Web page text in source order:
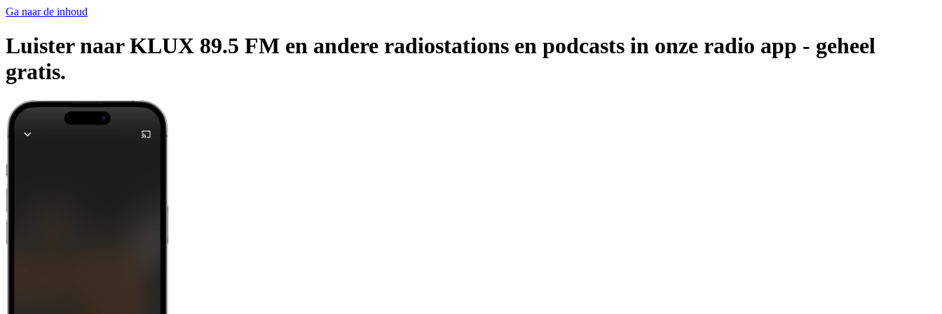
Ga naar de inhoud
Luister naar KLUX 89.5 FM en andere radiostations en podcasts in onze radio app - geheel
gratis.